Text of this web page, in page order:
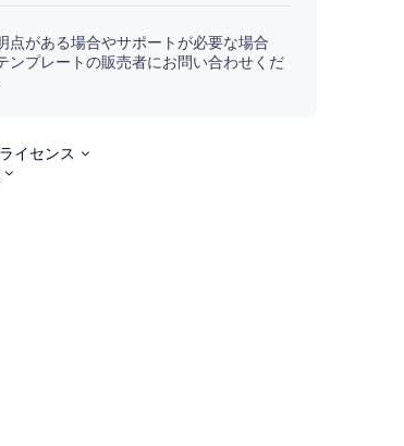
点がある場合やサポートが必要な場合
ンプレートの販売者にお問い合わせくだ
イセンス